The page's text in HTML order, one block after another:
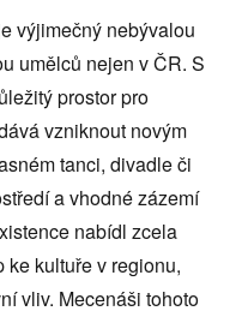
výjimečný nebývalou
umělců nejen v ČR. S
prostor pro
vzniknout novým
tanci, divadle či
a vhodné zázemí
nabídl zcela
ke kultuře v regionu,
vliv. Mecenáši tohoto